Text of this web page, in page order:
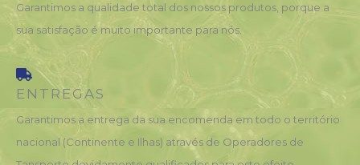
Garantimos a qualidade total dos nossos produtos, porque a
sua satisfação é muito importante para nós.
ENTREGAS
Garantimos a entrega da sua encomenda em todo o território
nacional (Continente e Ilhas) através de Operadores de